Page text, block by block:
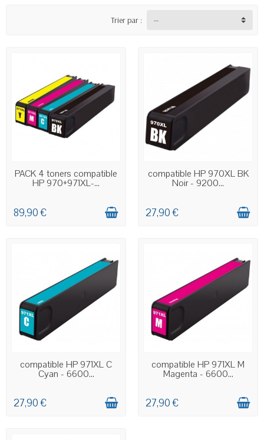
Trier par :
EN STOCK
PACK 4 toners compatible
HP 970+971XL-...
89,90 €
EN STOCK
compatible HP 970XL BK
Noir - 9200...
27,90 €
EN STOCK
compatible HP 971XL C
Cyan - 6600...
27,90 €
EN STOCK
compatible HP 971XL M
Magenta - 6600...
27,90 €